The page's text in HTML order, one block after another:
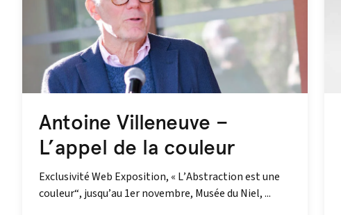
Antoine Villeneuve –
L’appel de la couleur
Exclusivité Web Exposition, « L’Abstraction est une
couleur“, jusqu’au 1er novembre, Musée du Niel, ...